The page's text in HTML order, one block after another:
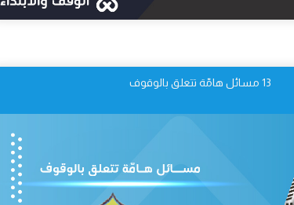
13 مسائل هامّة تتعلق بالوقوف